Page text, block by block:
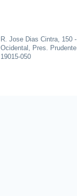
R. Jose Dias Cintra, 150
Ocidental, Pres.
19015-050